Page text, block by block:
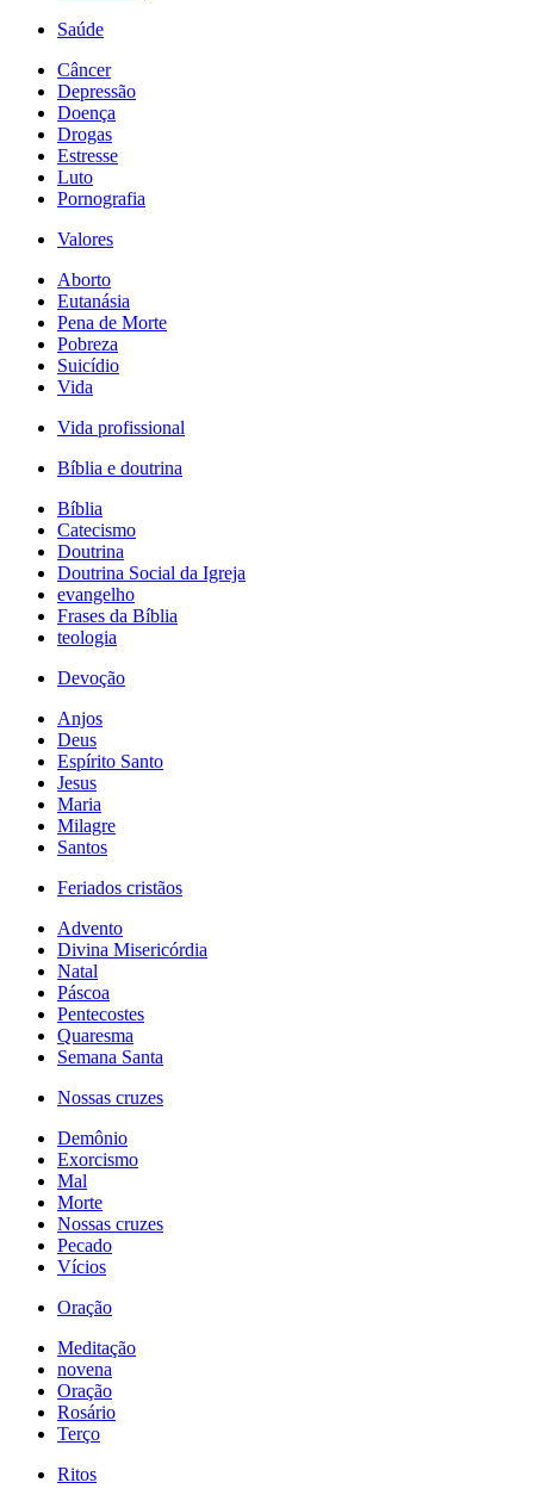
Saúde
Câncer
Depressão
Doença
Drogas
Estresse
Luto
Pornografia
Valores
Aborto
Eutanásia
Pena de Morte
Pobreza
Suicídio
Vida
Vida profissional
Bíblia e doutrina
Bíblia
Catecismo
Doutrina
Doutrina Social da Igreja
evangelho
Frases da Bíblia
teologia
Devoção
Anjos
Deus
Espírito Santo
Jesus
Maria
Milagre
Santos
Feriados cristãos
Advento
Divina Misericórdia
Natal
Páscoa
Pentecostes
Quaresma
Semana Santa
Nossas cruzes
Demônio
Exorcismo
Mal
Morte
Nossas cruzes
Pecado
Vícios
Oração
Meditação
novena
Oração
Rosário
Terço
Ritos